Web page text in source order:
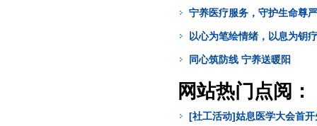
宁养医疗服务，守护生命尊严
以心为笔绘情绪，以息为钥
同心筑防线 宁养送暖阳
网站热门点阅：
[社工活动]姑息医学大会首